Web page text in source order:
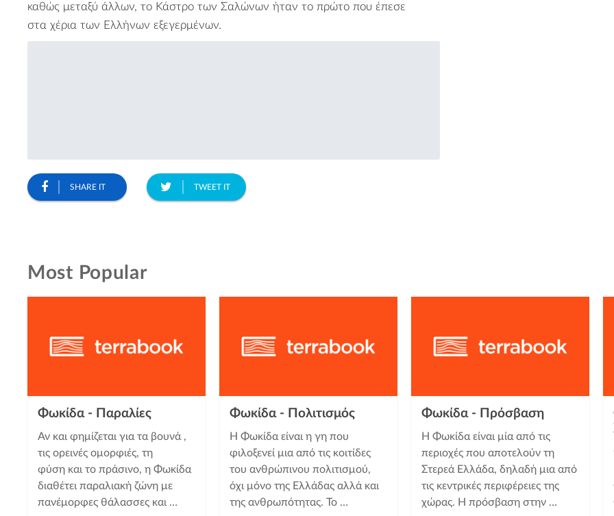
καθώς μεταξύ άλλων, το Κάστρο των Σαλώνων ήταν το πρώτο που έπεσε
στα χέρια των Ελλήνων εξεγερμένων.
SHARE IT TWEET IT
Most Popular
Φωκίδα - Παραλίες
Αν και φημίζεται για τα βουνά ,
τις ορεινές ομορφιές, τη
φύση και το πράσινο, η Φωκίδα
διαθέτει παραλιακή ζώνη με
πανέμορφες θάλασσες και …
Φωκίδα - Πολιτισμός
Η Φωκίδα είναι η γη που
φιλοξενεί μια από τις κοιτίδες
του ανθρώπινου πολιτισμού,
όχι μόνο της Ελλάδας αλλά και
της ανθρωπότητας. Το …
Φωκίδα - Πρόσβαση
Η Φωκίδα είναι μία από τις
περιοχές που αποτελούν τη
Στερεά Ελλάδα, δηλαδή μια από
τις κεντρικές περιφέρειες της
χώρας. Η πρόσβαση στην …